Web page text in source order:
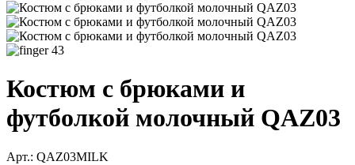
43
Костюм с брюками и
футболкой молочный QAZ03
Арт.: QAZ03MILK